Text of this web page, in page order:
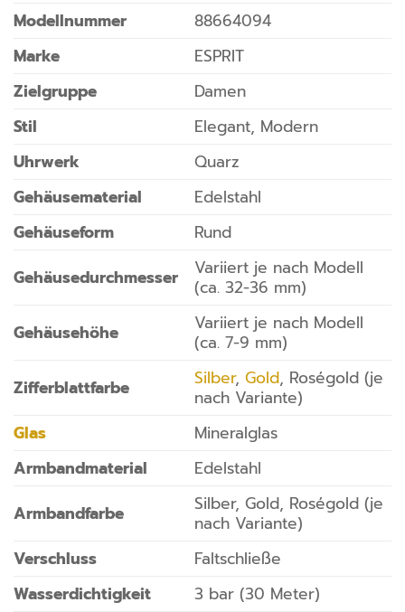
Modellnummer
88664094
Marke
ESPRIT
Zielgruppe
Damen
Stil
Elegant, Modern
Uhrwerk
Quarz
Gehäusematerial
Edelstahl
Gehäuseform
Rund
Gehäusedurchmesser
Variiert je nach Modell
(ca. 32-36 mm)
Gehäusehöhe
Variiert je nach Modell
(ca. 7-9 mm)
Zifferblattfarbe
Silber, Gold, Roségold (je
nach Variante)
Glas
Mineralglas
Armbandmaterial
Edelstahl
Armbandfarbe
Silber, Gold, Roségold (je
nach Variante)
Verschluss
Faltschließe
Wasserdichtigkeit
3 bar (30 Meter)